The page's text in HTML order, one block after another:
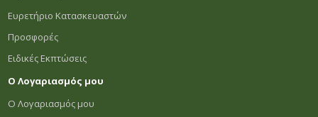
Ευρετήριο Κατασκευαστών
Προσφορές
Ειδικές Εκπτώσεις
Ο Λογαριασμός μου
Ο Λογαριασμός μου